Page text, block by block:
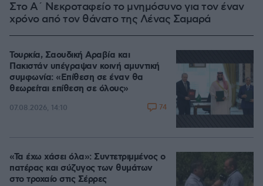
Στο Α΄ Νεκροταφείο το μνημόσυνο για τον έναν
χρόνο από τον θάνατο της Λένας Σαμαρά
Τουρκία, Σαουδική Αραβία και
Πακιστάν υπέγραψαν κοινή αμυντική
συμφωνία: «Επίθεση σε έναν θα
θεωρείται επίθεση σε όλους»
07.08.2026, 14:10 74
«Τα έχω χάσει όλα»: Συντετριμμένος ο
πατέρας και σύζυγος των θυμάτων
στο τροχαίο στις Σέρρες